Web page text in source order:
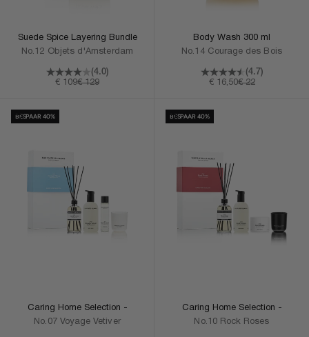
Suede Spice Layering Bundle
No.12 Objets d'Amsterdam
(4.0)
Aanbiedingsprijs
€ 109Normale prijs
€ 129
Body Wash 300 ml
No.14 Courage des Bois
(4.7)
Aanbiedingsprijs
€ 16,50Normale prijs
€ 22
BESPAAR 40%
In Winkelmand
Caring Home Selection -
No.07 Voyage Vetiver
BESPAAR 40%
In Winkelmand
Caring Home Selection -
No.10 Rock Roses